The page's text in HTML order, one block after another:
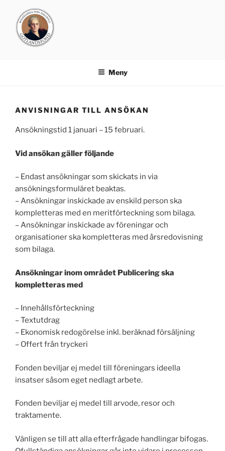
innehåll
Meny
ANVISNINGAR TILL ANSÖKAN
Ansökningstid 1 januari – 15 februari.
Vid ansökan gäller följande
– Endast ansökningar som skickats in via
ansökningsformuläret beaktas.
– Ansökningar inskickade av enskild person ska
kompletteras med en meritförteckning som bilaga.
– Ansökningar inskickade av föreningar och
organisationer ska kompletteras med årsredovisning
som bilaga.
Ansökningar inom området Publicering ska
kompletteras med
– Innehållsförteckning
– Textutdrag
– Ekonomisk redogörelse inkl. beräknad försäljning
– Offert från tryckeri
Fonden beviljar ej medel till föreningars ideella
insatser såsom eget nedlagt arbete.
Fonden beviljar ej medel till arvode, resor och
traktamente.
Vänligen se till att alla efterfrågade handlingar bifogas.